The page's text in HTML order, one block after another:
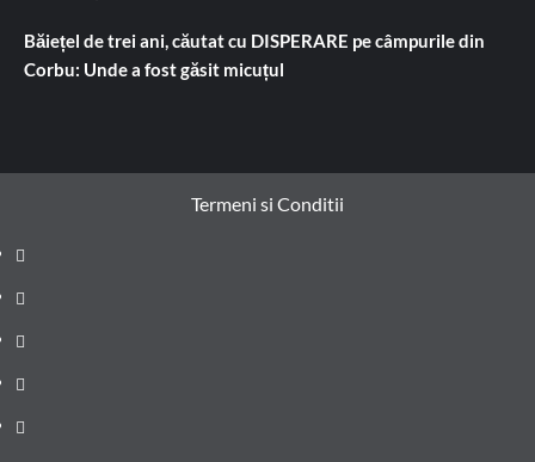
Băiețel de trei ani, căutat cu DISPERARE pe câmpurile din
Corbu: Unde a fost găsit micuțul
Termeni si Conditii
Prima
pagină
Știri
de
ultima
Administrație
locală
Actualitate
Justiție